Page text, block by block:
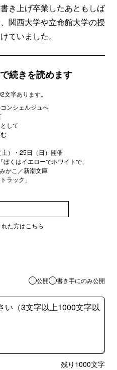
き上げ卒業したあともしば
関西大学や立命館大学の授
ていました。
続きを読めます
字あります。
ンシェルジュへ
して
）・25日（日）開催
くはイエローでホワイトで、
かこ／新潮文庫
ラック」
た方は こちら
公開 書き手にのみ公開
残り 1000文字